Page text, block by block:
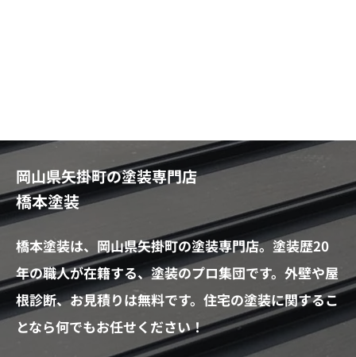
岡山県矢掛町の塗装専門店
橋本塗装
橋本塗装は、岡山県矢掛町の塗装専門店。塗装歴20
年の職人が在籍する、塗装のプロ集団です。外壁や屋
根診断、お見積りは無料です。住宅の塗装に関するこ
となら何でもお任せください！